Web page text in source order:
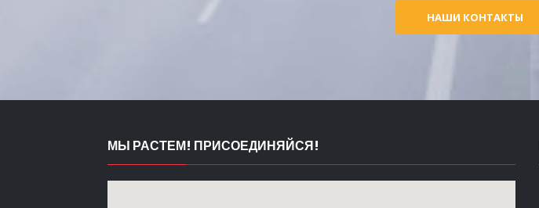
НАШИ КОНТАКТЫ
МЫ РАСТЕМ! ПРИСОЕДИНЯЙСЯ!